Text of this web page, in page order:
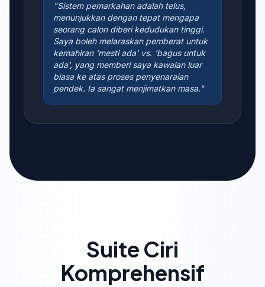
"Sistem pemarkahan adalah telus,
menunjukkan dengan tepat mengapa
seorang calon diberi kedudukan tinggi.
Saya boleh melaraskan pemberat untuk
kemahiran 'mesti ada' vs. 'bagus untuk
ada', yang memberi saya kawalan luar
biasa ke atas proses penyenaraian
pendek. Ia sangat menjimatkan masa."
Suite Ciri
Komprehensif